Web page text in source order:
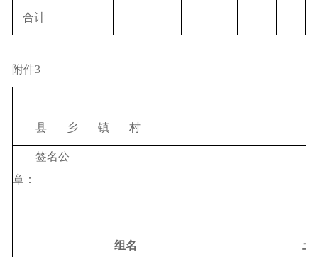
合计
附件3
县 乡 镇 村
签名公
章：
组名 土